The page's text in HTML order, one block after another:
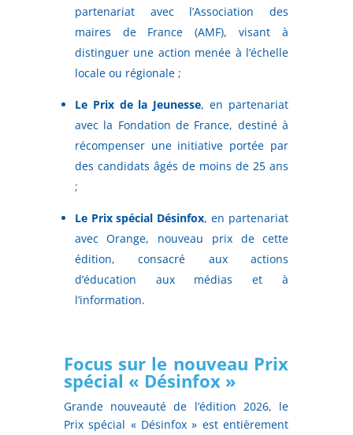
partenariat avec l’Association des
maires de France (AMF), visant à
distinguer une action menée à l’échelle
locale ou régionale ;
Le Prix de la Jeunesse, en partenariat
avec la Fondation de France, destiné à
récompenser une initiative portée par
des candidats âgés de moins de 25 ans
;
Le Prix spécial Désinfox, en partenariat
avec Orange, nouveau prix de cette
édition, consacré aux actions
d’éducation aux médias et à
l’information.
Focus sur le nouveau Prix
spécial « Désinfox »
Grande nouveauté de l’édition 2026, le
Prix spécial « Désinfox » est entièrement